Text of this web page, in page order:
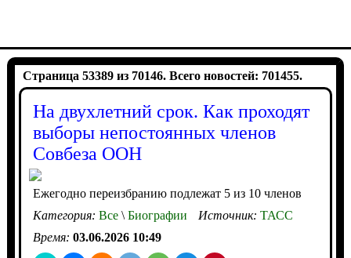
Страница 53389 из 70146. Всего новостей: 701455.
На двухлетний срок. Как проходят
выборы непостоянных членов
Совбеза ООН
Ежегодно переизбранию подлежат 5 из 10 членов
Категория: Все\Биографии Источник: ТАСС
Время: 03.06.2026 10:49